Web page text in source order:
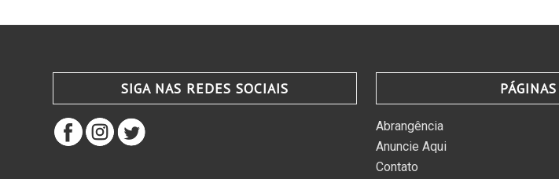
SIGA NAS REDES SOCIAIS PÁGINAS
Abrangência
Anuncie Aqui
Contato